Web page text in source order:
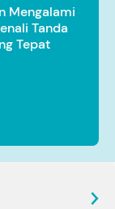
Mengalami
Tanda
Tepat